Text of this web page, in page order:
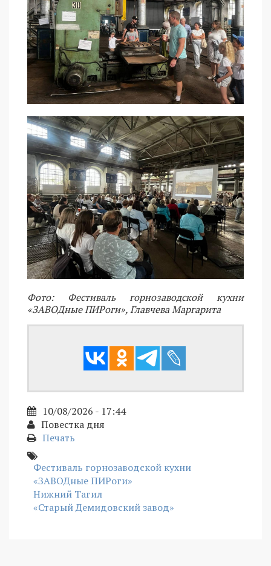
Фото: Фестиваль горнозаводской кухни
«ЗАВОДные ПИРоги», Главчева Маргарита
10/08/2026 - 17:44
Повестка дня
Печать
Фестиваль горнозаводской кухни
«ЗАВОДные ПИРоги»
Нижний Тагил
«Старый Демидовский завод»